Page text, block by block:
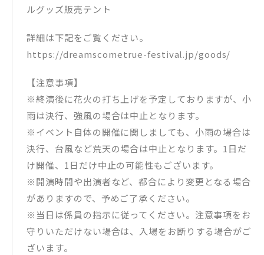
ルグッズ販売テント
詳細は下記をご覧ください。
https://dreamscometrue-festival.jp/goods/
【注意事項】
※終演後に花火の打ち上げを予定しておりますが、小
雨は決行、強風の場合は中止となります。
※イベント自体の開催に関しましても、小雨の場合は
決行、台風など荒天の場合は中止となります。1日だ
け開催、1日だけ中止の可能性もございます。
※開演時間や出演者など、都合により変更となる場合
がありますので、予めご了承ください。
※当日は係員の指示に従ってください。注意事項をお
守りいただけない場合は、入場をお断りする場合がご
ざいます。